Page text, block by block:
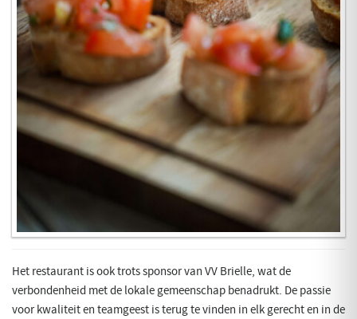
Het restaurant is ook trots sponsor van VV Brielle, wat de
verbondenheid met de lokale gemeenschap benadrukt. De passie
voor kwaliteit en teamgeest is terug te vinden in elk gerecht en in de